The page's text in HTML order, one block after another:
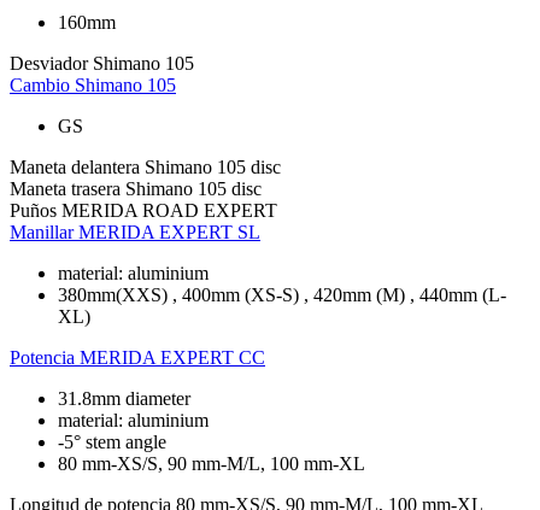
160mm
Desviador Shimano 105
Cambio Shimano 105
GS
Maneta delantera Shimano 105 disc
Maneta trasera Shimano 105 disc
Puños MERIDA ROAD EXPERT
Manillar MERIDA EXPERT SL
material: aluminium
380mm(XXS) , 400mm (XS-S) , 420mm (M) , 440mm (L-
XL)
Potencia MERIDA EXPERT CC
31.8mm diameter
material: aluminium
-5° stem angle
80 mm-XS/S, 90 mm-M/L, 100 mm-XL
Longitud de potencia 80 mm-XS/S, 90 mm-M/L, 100 mm-XL